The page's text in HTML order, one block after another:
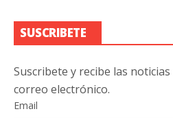
SUSCRIBETE
Suscribete y recibe las
correo electrónico.
Email